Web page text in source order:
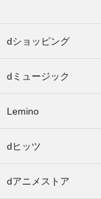
dショッピング
dミュージック
Lemino
dヒッツ
dアニメストア